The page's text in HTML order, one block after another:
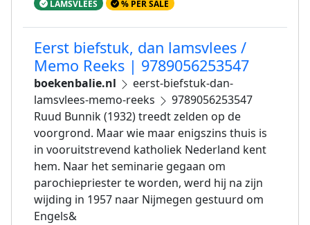
LAMSVLEES % PER SALE
Eerst biefstuk, dan lamsvlees /
Memo Reeks | 9789056253547
boekenbalie.nl
eerst-biefstuk-dan-
lamsvlees-memo-reeks
9789056253547
Ruud Bunnik (1932) treedt zelden op de
voorgrond. Maar wie maar enigszins thuis is
in vooruitstrevend katholiek Nederland kent
hem. Naar het seminarie gegaan om
parochiepriester te worden, werd hij na zijn
wijding in 1957 naar Nijmegen gestuurd om
Engels&